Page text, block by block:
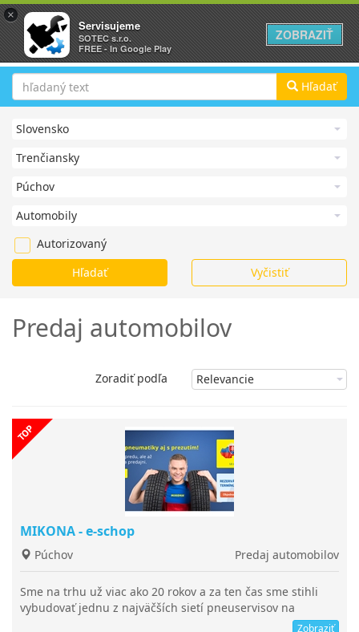
Hľadať
Autorizovaný
Predaj automobilov
Zoradiť podľa
MIKONA - e-schop
Púchov Predaj automobilov
Sme na trhu už viac ako 20 rokov a za ten čas sme stihli
vybudovať jednu z najväčších sietí pneuservisov na
Slovensku. Sme vždy blízko – ak nie priamo vo vašomZobraziť
×
Servisujeme
SOTEC s.r.o.
FREE - In Google Play
ZOBRAZIŤ